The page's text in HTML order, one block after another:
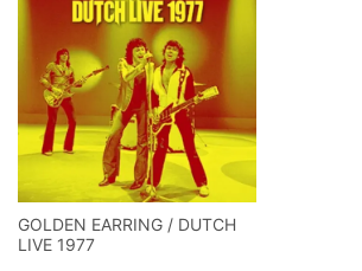
全収録！
*NEW RELEASE (最新約3ヶ月)
メガデス / 2023年8月4日 ドイツ W.O.A. 公演
*NEW RELEASE (最新約3ヶ月)
ユーライア・ヒープ / 2023年8月3日 ドイツ
全収録！
*NEW RELEASE (最新約3ヶ月)
ジャーニー / 1979年5月8+9日 コロラド州 2
*NEW RELEASE (最新約3ヶ月)
GOLDEN EARRING / DUTCH
LIVE 1977